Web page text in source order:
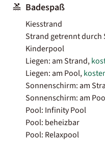
Badespaß
Kiesstrand
Strand getrennt durch
Kinderpool
Liegen: am Strand,
Liegen: am Pool,
Sonnenschirm: am
Sonnenschirm: am
Pool: Infinity Pool
Pool: beheizbar
Pool: Relaxpool